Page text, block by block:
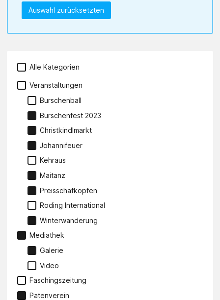
Auswahl zurücksetzten
Alle Kategorien
Veranstaltungen
Burschenball
Burschenfest 2023
Christkindlmarkt
Johannifeuer
Kehraus
Maitanz
Preisschafkopfen
Roding International
Winterwanderung
Mediathek
Galerie
Video
Faschingszeitung
Patenverein